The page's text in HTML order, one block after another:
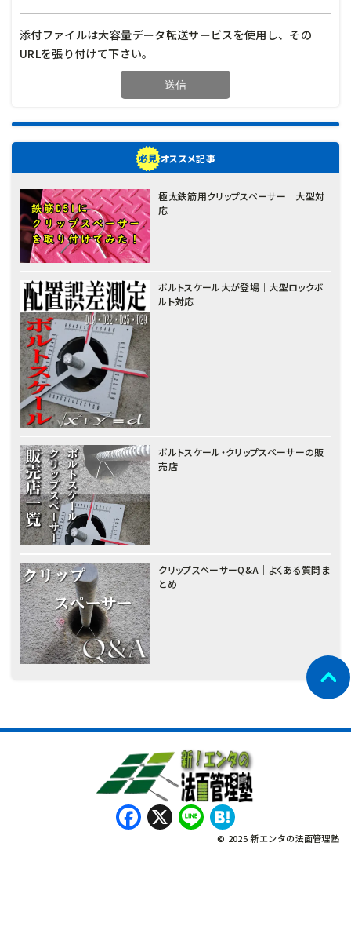
添付ファイルは大容量データ転送サービスを使用し、その
URLを張り付けて下さい。
オススメ記事
極太鉄筋用クリップスペーサー｜大型対
応
ボルトスケール大が登場｜大型ロックボ
ルト対応
ボルトスケール・クリップスペーサーの販
売店
クリップスペーサーQ&A｜よくある質問ま
とめ
Facebook
X Line
© 2025 新エンタの法面管理塾